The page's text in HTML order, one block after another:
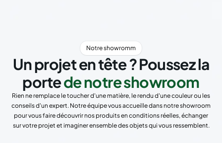
Notre showromm
Un projet en tête ? Poussez la
portede notre showroom
Rien ne remplace le toucher d'une matière, le rendu d'une couleur ou les
conseils d'un expert. Notre équipe vous accueille dans notre showroom
pour vous faire découvrir nos produits en conditions réelles, échanger
sur votre projet et imaginer ensemble des objets qui vous ressemblent.